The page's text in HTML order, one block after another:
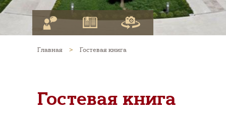
Главная > Гостевая книга
Гостевая книга